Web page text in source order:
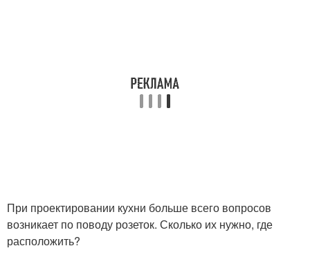
При проектировании кухни больше всего вопросов
возникает по поводу розеток. Сколько их нужно, где
расположить?